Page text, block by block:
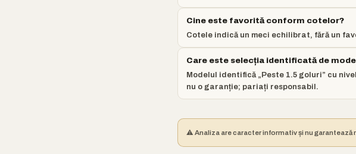
Cine este favorită conform cotelor?
Cotele indică un meci echilibrat, fără un
Care este selecția identificată de
Modelul identifică „Peste 1.5 goluri” cu
nu o garanție; pariați responsabil.
⚠️ Analiza are caracter informativ și nu